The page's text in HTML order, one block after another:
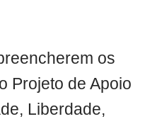
os
Projeto de Apoio
Liberdade,